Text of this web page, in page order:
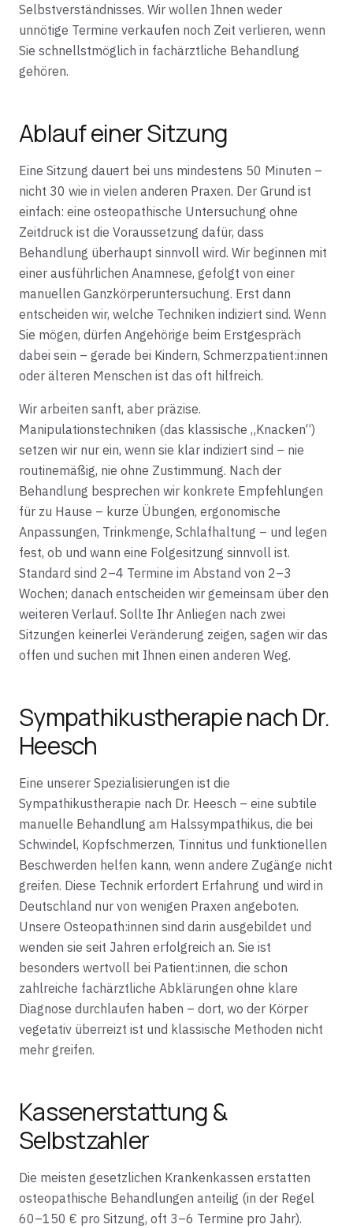
Selbstverständnisses. Wir wollen Ihnen weder
unnötige Termine verkaufen noch Zeit verlieren, wenn
Sie schnellstmöglich in fachärztliche Behandlung
gehören.
Ablauf einer Sitzung
Eine Sitzung dauert bei uns mindestens 50 Minuten –
nicht 30 wie in vielen anderen Praxen. Der Grund ist
einfach: eine osteopathische Untersuchung ohne
Zeitdruck ist die Voraussetzung dafür, dass
Behandlung überhaupt sinnvoll wird. Wir beginnen mit
einer ausführlichen Anamnese, gefolgt von einer
manuellen Ganzkörperuntersuchung. Erst dann
entscheiden wir, welche Techniken indiziert sind. Wenn
Sie mögen, dürfen Angehörige beim Erstgespräch
dabei sein – gerade bei Kindern, Schmerzpatient:innen
oder älteren Menschen ist das oft hilfreich.
Wir arbeiten sanft, aber präzise.
Manipulationstechniken (das klassische „Knacken“)
setzen wir nur ein, wenn sie klar indiziert sind – nie
routinemäßig, nie ohne Zustimmung. Nach der
Behandlung besprechen wir konkrete Empfehlungen
für zu Hause – kurze Übungen, ergonomische
Anpassungen, Trinkmenge, Schlafhaltung – und legen
fest, ob und wann eine Folgesitzung sinnvoll ist.
Standard sind 2–4 Termine im Abstand von 2–3
Wochen; danach entscheiden wir gemeinsam über den
weiteren Verlauf. Sollte Ihr Anliegen nach zwei
Sitzungen keinerlei Veränderung zeigen, sagen wir das
offen und suchen mit Ihnen einen anderen Weg.
Sympathikustherapie nach Dr.
Heesch
Eine unserer Spezialisierungen ist die
Sympathikustherapie nach Dr. Heesch – eine subtile
manuelle Behandlung am Halssympathikus, die bei
Schwindel, Kopfschmerzen, Tinnitus und funktionellen
Beschwerden helfen kann, wenn andere Zugänge nicht
greifen. Diese Technik erfordert Erfahrung und wird in
Deutschland nur von wenigen Praxen angeboten.
Unsere Osteopath:innen sind darin ausgebildet und
wenden sie seit Jahren erfolgreich an. Sie ist
besonders wertvoll bei Patient:innen, die schon
zahlreiche fachärztliche Abklärungen ohne klare
Diagnose durchlaufen haben – dort, wo der Körper
vegetativ überreizt ist und klassische Methoden nicht
mehr greifen.
Kassenerstattung &
Selbstzahler
Die meisten gesetzlichen Krankenkassen erstatten
osteopathische Behandlungen anteilig (in der Regel
60–150 € pro Sitzung, oft 3–6 Termine pro Jahr).